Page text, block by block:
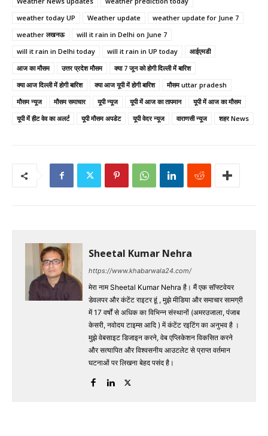
weather today UP
Weather update
weather update for June 7
weather लखनऊ
will it rain in Delhi on June 7
will it rain in Delhi today
will it rain in UP today
आईएमडी
आज का मौसम
उत्तर प्रदेश मौसम
क्या 7 जून को होगी दिल्ली में बारिश
क्या आज दिल्ली में होगी बारिश
क्या आज यूपी में होगी बारिश
मौसम uttar pradesh
मौसम न्यूज
मौसम समाचार यूपी न्यूज यूपी में आज का तापमान
यूपी में आज का मौसम
यूपी में हीट वेव का अलर्ट
यूपी मौसम अपडेट यूपी वेदर न्यूज वाराणसी न्यूज शहर News
Sheetal Kumar Nehra
https://www.khabarwala24.com/
मेरा नाम Sheetal Kumar Nehra है। मैं एक सॉफ्टवेयर
डेवलपर और कंटेंट राइटर हूं , मुझे मीडिया और समाचार सामग्री
में 17 वर्षों से अधिक का विभिन्न संस्थानों (अमरउजाला, पंजाब
केसरी, नवोदय टाइम्स आदि ) में कंटेंट रइटिंग का अनुभव है ।
मुझे वेबसाइट डिजाइन करने, वेब एप्लिकेशन विकसित करने
और सत्यापित और विश्वसनीय आउटलेट से प्राप्त वर्तमान
घटनाओं पर लिखना बेहद पसंद है।